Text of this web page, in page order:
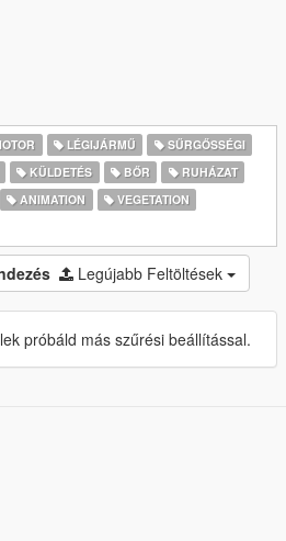
LÉGIJÁRMŰ
SŰRGŐSSÉGI
KÜLDETÉS BŐR
RUHÁZAT
ANIMATION
VEGETATION
Legújabb Feltöltések
próbáld más szűrési beállítással.